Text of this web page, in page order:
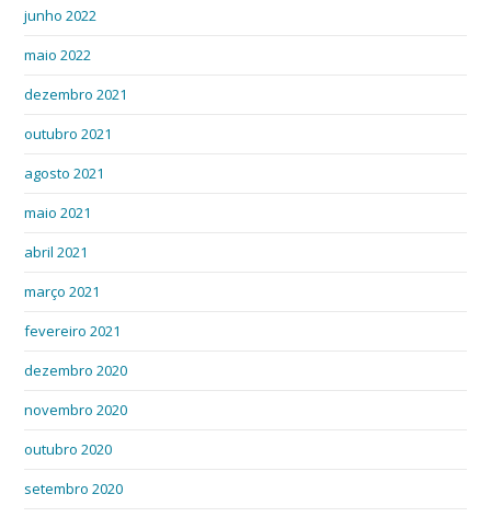
junho 2022
maio 2022
dezembro 2021
outubro 2021
agosto 2021
maio 2021
abril 2021
março 2021
fevereiro 2021
dezembro 2020
novembro 2020
outubro 2020
setembro 2020